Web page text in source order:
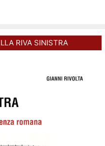
RIVA SINISTRA